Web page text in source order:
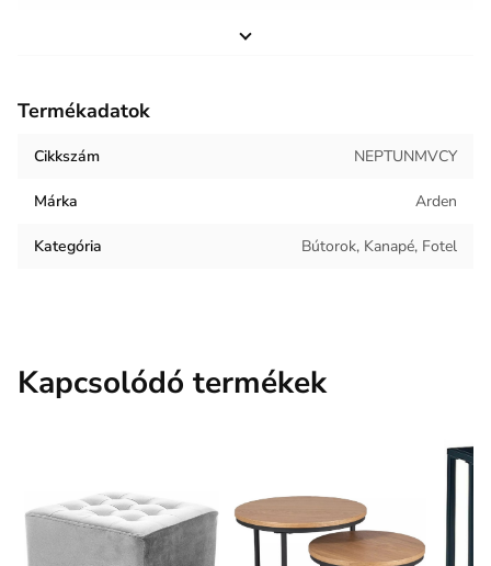
Helyiség / terhelés
Termék súlya 38 kg
Keret anyaga Fém
Kárpit anyaga Bársony
Termékadatok
Cikkszám NEPTUNMVCY
Márka Arden
Kategória Bútorok, Kanapé, Fotel
Kapcsolódó termékek